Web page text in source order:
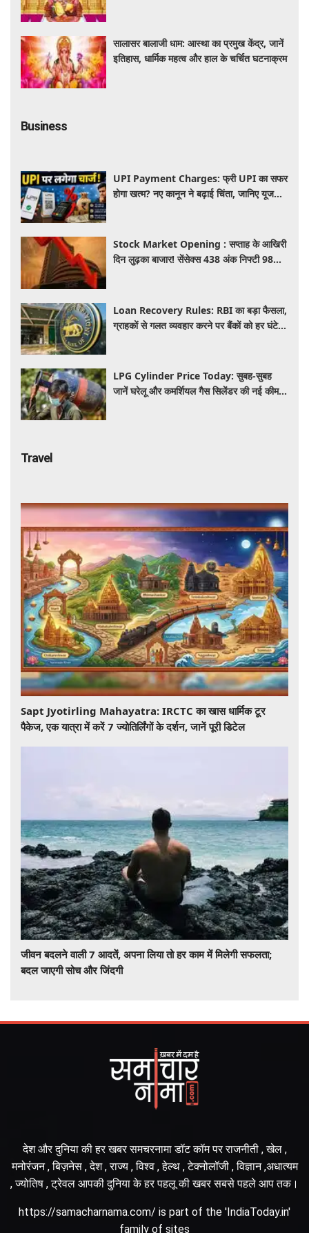
सालासर बालाजी धाम: आस्था का प्रमुख केंद्र, जानें
इतिहास, धार्मिक महत्व और हाल के चर्चित घटनाक्रम
Business
UPI Payment Charges: फ्री UPI का सफर
होगा खत्म? नए कानून ने बढ़ाई चिंता, जानिए यूजर्स
Stock Market Opening : सप्ताह के आखिरी
दिन लुढ़का बाजार! सेंसेक्स 438 अंक निफ्टी 98
Loan Recovery Rules: RBI का बड़ा फैसला,
ग्राहकों से गलत व्यवहार करने पर बैंकों को हर घंटे
LPG Cylinder Price Today: सुबह-सुबह
जानें घरेलू और कमर्शियल गैस सिलेंडर की नई कीमत,
Travel
Sapt Jyotirling Mahayatra: IRCTC का खास धार्मिक टूर
पैकेज, एक यात्रा में करें 7 ज्योतिर्लिंगों के दर्शन, जानें पूरी डिटेल
जीवन बदलने वाली 7 आदतें, अपना लिया तो हर काम में मिलेगी सफलता;
बदल जाएगी सोच और जिंदगी
देश और दुनिया की हर खबर समचरनामा डॉट कॉम पर राजनीती , खेल ,
मनोरंजन , बिज़नेस , देश , राज्य , विश्व , हेल्थ , टेक्नोलॉजी , विज्ञान ,अधात्यम
, ज्योतिष , ट्रेवल आपकी दुनिया के हर पहलू की खबर सबसे पहले आप तक।
https://samacharnama.com/ is part of the 'IndiaToday.in'
family of sites